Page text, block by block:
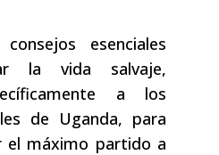
esenciales
la vida salvaje,
a los
de Uganda, para
el máximo partido a